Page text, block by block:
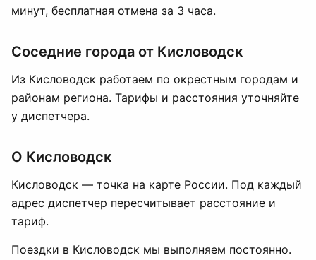
минут, бесплатная отмена за 3 часа.
Соседние города от Кисловодск
Из Кисловодск работаем по окрестным городам и
районам региона. Тарифы и расстояния уточняйте
у диспетчера.
О Кисловодск
Кисловодск — точка на карте России. Под каждый
адрес диспетчер пересчитывает расстояние и
тариф.
Поездки в Кисловодск мы выполняем постоянно.